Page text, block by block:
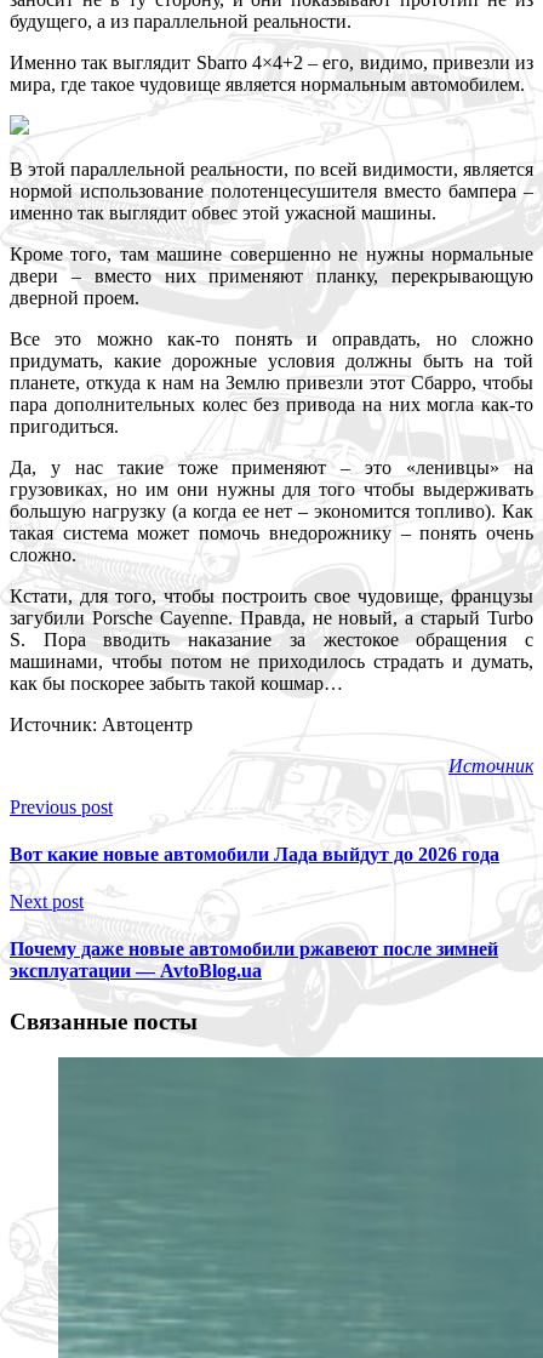
будущего, а из параллельной реальности.
Именно так выглядит Sbarro 4×4+2 – его, видимо, привезли из
мира, где такое чудовище является нормальным автомобилем.
В этой параллельной реальности, по всей видимости, является
нормой использование полотенцесушителя вместо бампера –
именно так выглядит обвес этой ужасной машины.
Кроме того, там машине совершенно не нужны нормальные
двери – вместо них применяют планку, перекрывающую
дверной проем.
Все это можно как-то понять и оправдать, но сложно
придумать, какие дорожные условия должны быть на той
планете, откуда к нам на Землю привезли этот Сбарро, чтобы
пара дополнительных колес без привода на них могла как-то
пригодиться.
Да, у нас такие тоже применяют – это «ленивцы» на
грузовиках, но им они нужны для того чтобы выдерживать
большую нагрузку (а когда ее нет – экономится топливо). Как
такая система может помочь внедорожнику – понять очень
сложно.
Кстати, для того, чтобы построить свое чудовище, французы
загубили Porsche Cayenne. Правда, не новый, а старый Turbo
S. Пора вводить наказание за жестокое обращения с
машинами, чтобы потом не приходилось страдать и думать,
как бы поскорее забыть такой кошмар…
Источник: Автоцентр
Источник
Previous post
Вот какие новые автомобили Лада выйдут до 2026 года
Next post
Почему даже новые автомобили ржавеют после зимней
эксплуатации — AvtoBlog.ua
Связанные посты